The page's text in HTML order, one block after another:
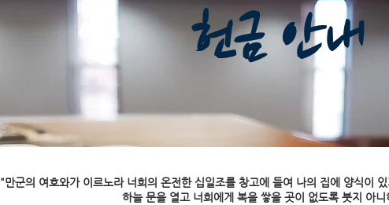
헌금 안내
"만군의 여호와가 이르노라 너희의 온전한 십일조를 창고에 들여 나의 집에 양식이
하늘 문을 열고 너희에게 복을 쌓을 곳이 없도록 붓지 아니